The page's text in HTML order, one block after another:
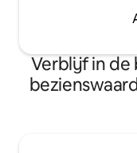
Verblijf in de